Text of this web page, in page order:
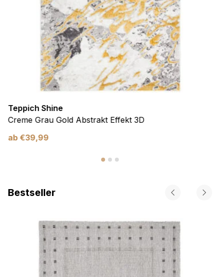
Teppich Shine
Creme Grau Gold Abstrakt Effekt 3D
ab €39,99
Bestseller